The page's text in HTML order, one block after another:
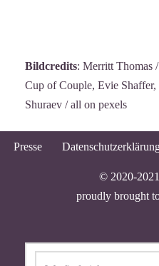
Bildcredits: Merritt Thomas
Cup of Couple, Evie Shaffer,
Shuraev / all on pexels
Presse
© 2020-
proudly brought